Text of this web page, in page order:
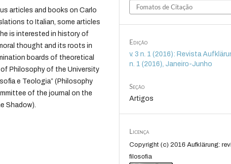
articles and books on Carlo
to Italian, some articles
is interested in history of
thought and its roots in
boards of theoretical
Philosophy of the University
e Teologia” (Philosophy
of the journal on the
Shadow).
Fomatos de Citação
Edição
v. 3 n. 1 (2016): Revista
n. 1 (2016), Janeiro-Junho
Seção
Artigos
Licença
Copyright (c) 2016 Aufklärung:
filosofia